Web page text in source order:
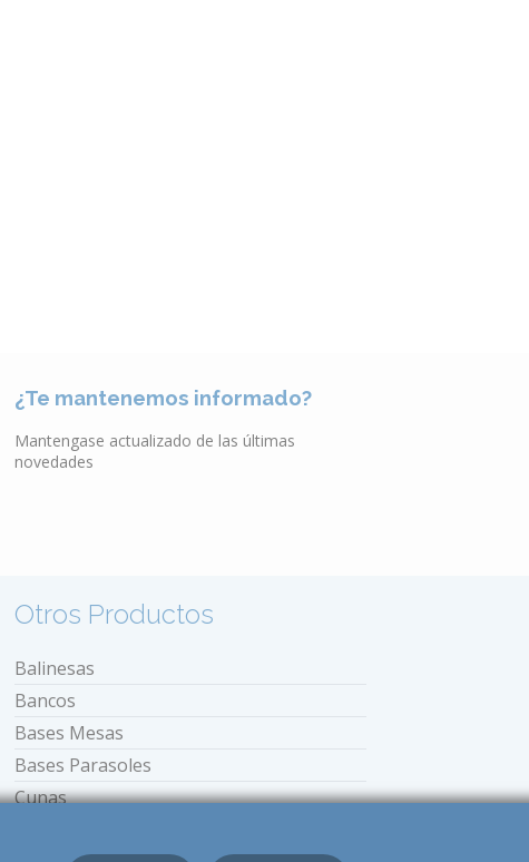
¿Te mantenemos informado?
Mantengase actualizado de las últimas
novedades
Otros Productos
Balinesas
Bancos
Bases Mesas
Bases Parasoles
Cunas